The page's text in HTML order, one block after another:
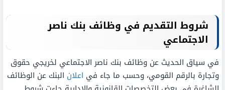
شروط التقديم في وظائف بنك ناصر
الاجتماعي
في سياق الحديث عن وظائف بنك ناصر الاجتماعي لخريجي حقوق
وتجارة بالرقم القومي، وحسب ما جاء في اعلان البنك عن الوظائف